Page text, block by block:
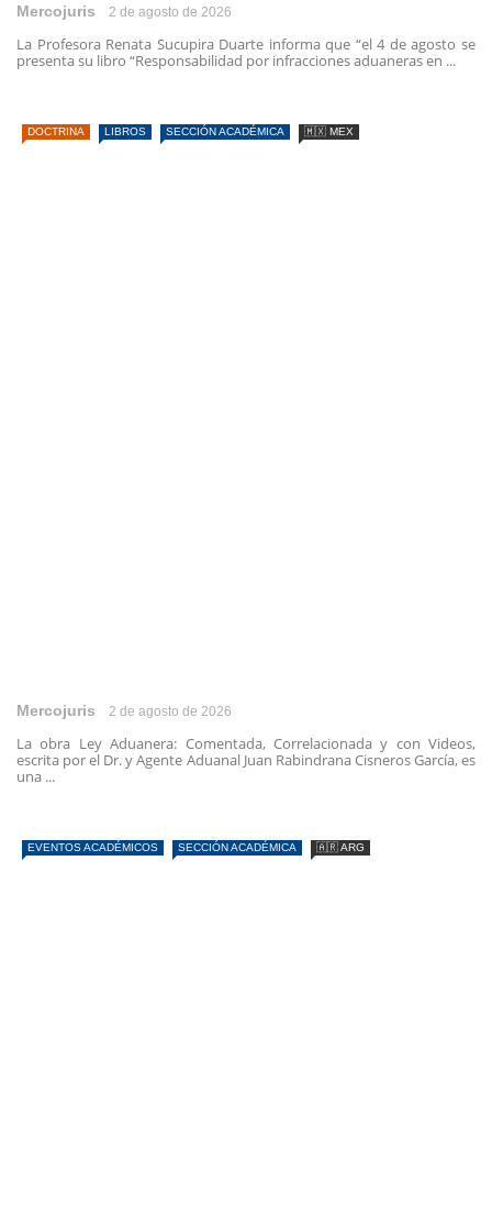
Mercojuris 2 de agosto de 2026
La Profesora Renata Sucupira Duarte informa que “el 4 de agosto se
presenta su libro “Responsabilidad por infracciones aduaneras en ...
DOCTRINA LIBROS SECCIÓN ACADÉMICA 🇲🇽 MEX
Mercojuris 2 de agosto de 2026
La obra Ley Aduanera: Comentada, Correlacionada y con Videos,
escrita por el Dr. y Agente Aduanal Juan Rabindrana Cisneros García, es
una ...
EVENTOS ACADÉMICOS SECCIÓN ACADÉMICA 🇦🇷 ARG